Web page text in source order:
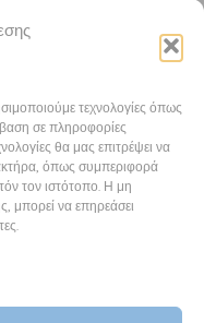
τεχνολογίες όπως
σε πληροφορίες
θα μας επιτρέψει να
όπως συμπεριφορά
τον ιστότοπο. Η μη
μπορεί να επηρεάσει
– Αλλαγή
άνεμοι
Αίγιο